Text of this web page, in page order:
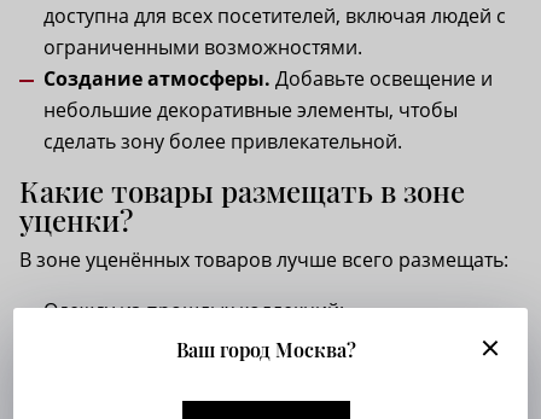
доступна для всех посетителей, включая людей с
ограниченными возможностями.
Создание атмосферы. Добавьте освещение и
небольшие декоративные элементы, чтобы
сделать зону более привлекательной.
Какие товары размещать в зоне
уценки?
В зоне уценённых товаров лучше всего размещать:
Одежду из прошлых коллекций;
Товары с незначительными дефектами;
Размеры, оставшиеся в единичных экземплярах.
Ваш город Москва?